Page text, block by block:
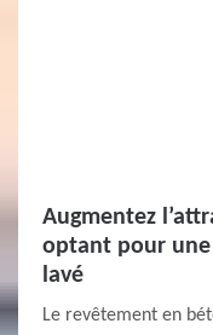
Augmentez
optant pour
lavé
Le revêtement en